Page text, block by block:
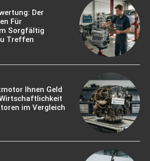
Der
Für
Sorgfältig
Treffen
Ihnen Geld
im Vergleich